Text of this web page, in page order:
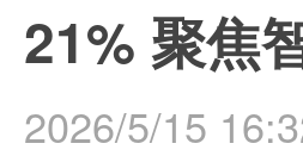
21% 聚焦
2026/5/15